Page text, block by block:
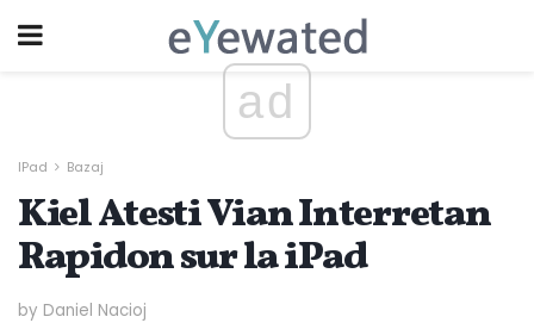
ad
IPad Bazaj
Kiel Atesti Vian Interretan
Rapidon sur la iPad
by Daniel Nacioj